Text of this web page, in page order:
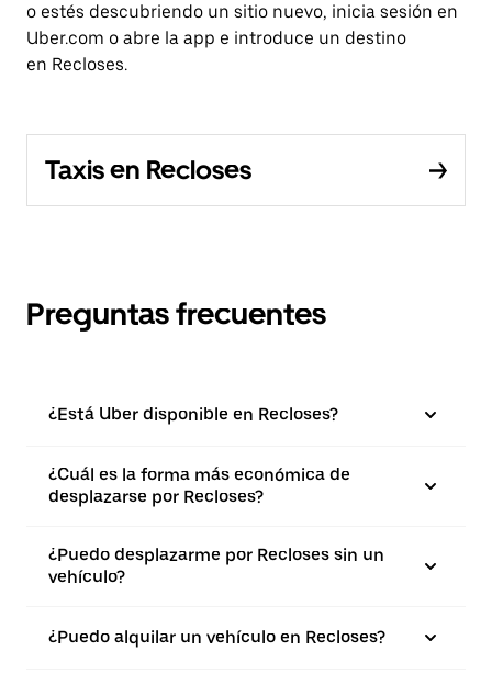
o estés descubriendo un sitio nuevo, inicia sesión en
Uber.com o abre la app e introduce un destino
en Recloses.
Taxis en Recloses
Preguntas frecuentes
¿Está Uber disponible en Recloses?
¿Cuál es la forma más económica de
desplazarse por Recloses?
¿Puedo desplazarme por Recloses sin un
vehículo?
¿Puedo alquilar un vehículo en Recloses?